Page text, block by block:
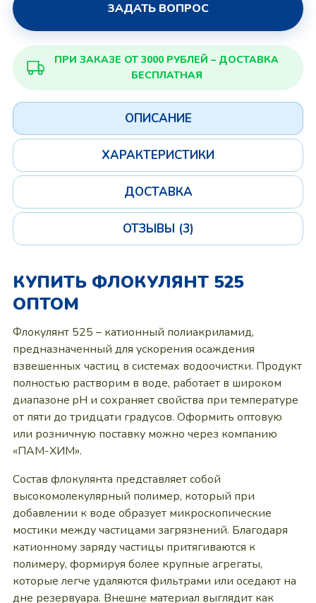
ЗАДАТЬ ВОПРОС
ПРИ ЗАКАЗЕ ОТ 3000 РУБЛЕЙ – ДОСТАВКА
БЕСПЛАТНАЯ
ОПИСАНИЕ
ХАРАКТЕРИСТИКИ
ДОСТАВКА
ОТЗЫВЫ (3)
КУПИТЬ ФЛОКУЛЯНТ 525
ОПТОМ
Флокулянт 525 – катионный полиакриламид,
предназначенный для ускорения осаждения
взвешенных частиц в системах водоочистки. Продукт
полностью растворим в воде, работает в широком
диапазоне pH и сохраняет свойства при температуре
от пяти до тридцати градусов. Оформить оптовую
или розничную поставку можно через компанию
«ПАМ-ХИМ».
Состав флокулянта представляет собой
высокомолекулярный полимер, который при
добавлении к воде образует микроскопические
мостики между частицами загрязнений. Благодаря
катионному заряду частицы притягиваются к
полимеру, формируя более крупные агрегаты,
которые легче удаляются фильтрами или оседают на
дне резервуара. Внешне материал выглядит как